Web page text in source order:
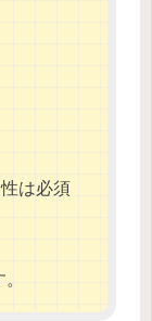
は必須